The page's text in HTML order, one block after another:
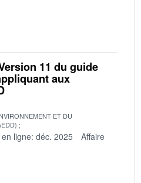
11 du guide
aux
ET DU
ligne: déc. 2025
Affaire